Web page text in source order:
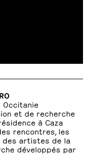
Occitanie
et de recherche
à Caza
rencontres, les
des artistes de la
développés par